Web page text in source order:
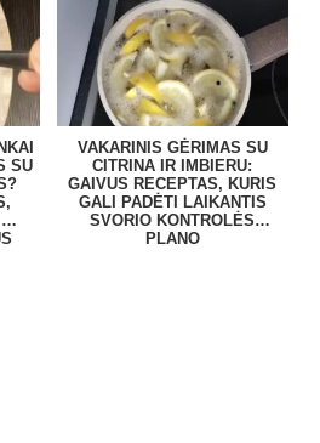
SU
VAKARINIS GĖRIMAS SU
CITRINA IR IMBIERU:
GAIVUS RECEPTAS, KURIS
GALI PADĖTI LAIKANTIS
SVORIO KONTROLĖS
PLANO